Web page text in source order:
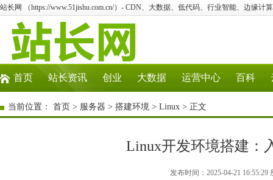
站长网 （https://www.51jishu.com.cn/）- CDN、大数据、低代码、行业智能、边缘计
首页 站长资讯 创业 大数据 运营中心 百科
当前位置： 首页 > 服务器 > 搭建环境 > Linux > 正文
Linux开发环境搭建：
发布时间：2025-04-21 16:55:29